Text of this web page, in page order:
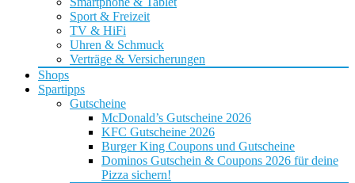
Sport & Freizeit
TV & HiFi
Uhren & Schmuck
Verträge & Versicherungen
Shops
Spartipps
Gutscheine
McDonald’s Gutscheine 2026
KFC Gutscheine 2026
Burger King Coupons und Gutscheine
Dominos Gutschein & Coupons 2026 für deine
Pizza sichern!